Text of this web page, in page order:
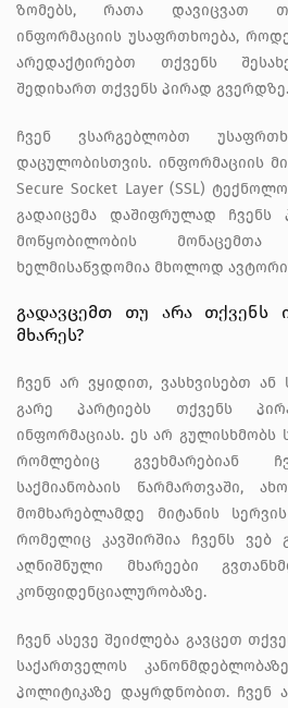
ზომებს, რათა დავიცვათ
ინფორმაციის უსაფრთხოება,
არედაქტირებთ თქვენს
შედიხართ თქვენს პირად გვერდზე.
ჩვენ ვსარგებლობთ
დაცულობისთვის. ინფორმაციის
Secure Socket Layer (SSL)
გადაიცემა დაშიფრულად ჩვენს
მოწყობილობის
ხელმისაწვდომია მხოლოდ
გადავცემთ თუ არა თქვენს
მხარეს?
ჩვენ არ ვყიდით, ვასხვისებთ ან
გარე პარტიებს თქვენს
ინფორმაციას. ეს არ გულისხმობს
რომლებიც გვეხმარებიან
საქმიანობაის წარმართვაში,
მომხარებლამდე მიტანის
რომელიც კავშირშია ჩვენს ვებ
აღნიშნული მხარეები
კონფიდენციალურობაზე.
ჩვენ ასევე შეიძლება გავცეთ
საქართველოს
პოლიტიკაზე დაყრდნობით. ჩვენ